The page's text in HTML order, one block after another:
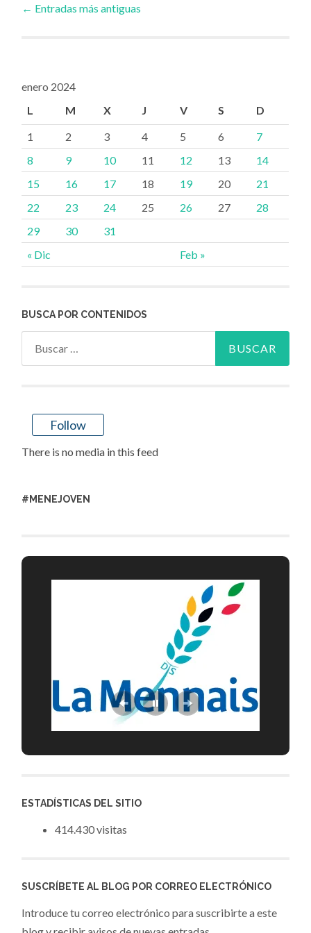
las
entradas
← Entradas más antiguas
enero 2024
L
M X J V S D
« Dic Feb »
1 2 3 4 5 6
7
8
9 10 11 12 13
14
15
16 17 18 19 20
21
22
23 24 25 26 27
28
29
30 31
BUSCA POR CONTENIDOS
Follow
There is no media in this feed
#MENEJOVEN
ESTADÍSTICAS DEL SITIO
414.430 visitas
SUSCRÍBETE AL BLOG POR CORREO ELECTRÓNICO
Introduce tu correo electrónico para suscribirte a este